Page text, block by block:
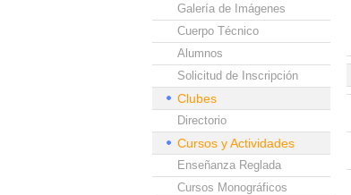
Galería de Imágenes
Cuerpo Técnico
Alumnos
Solicitud de Inscripción
Clubes
Directorio
Cursos y Actividades
Enseñanza Reglada
Cursos Monográficos